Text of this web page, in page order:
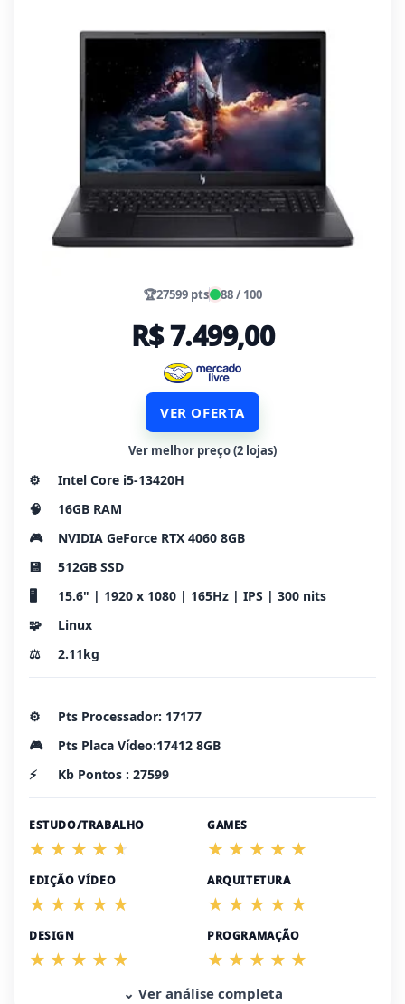
🏆27599 pts 88 / 100
R$ 7.499,00
VER OFERTA
Ver melhor preço (2 lojas)
⚙️
Intel Core i5-13420H
🧠
16GB RAM
🎮
NVIDIA GeForce RTX 4060 8GB
💾
512GB SSD
🖥️
15.6" | 1920 x 1080 | 165Hz | IPS | 300 nits
🧩
Linux
⚖️
2.11kg
⚙️
Pts Processador: 17177
🎮
Pts Placa Vídeo:17412 8GB
⚡
Kb Pontos : 27599
ESTUDO/TRABALHO GAMES
EDIÇÃO VÍDEO ARQUITETURA
DESIGN PROGRAMAÇÃO
⌄ Ver análise completa